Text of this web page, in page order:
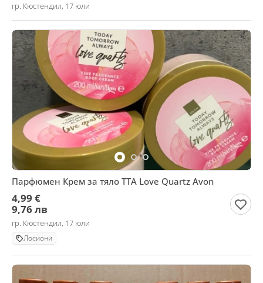
гр. Кюстендил, 17 юли
Парфюмен Крем за тяло TTA Love Quartz Avon
4,99 €
9,76 лв
гр. Кюстендил, 17 юли
Лосиони